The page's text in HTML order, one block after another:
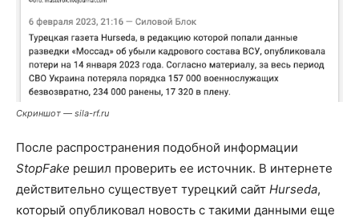
Скриншот — sila-rf.ru
После распространения подобной информации
StopFake решил проверить ее источник. В интернете
действительно существует турецкий сайт Hurseda,
который опубликовал новость с такими данными еще